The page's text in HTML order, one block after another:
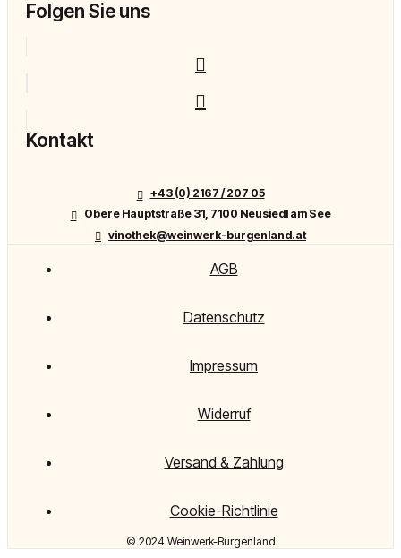
Folgen Sie uns
Kontakt
+43 (0) 2167 / 207 05
Obere Hauptstraße 31, 7100 Neusiedl am See
vinothek@weinwerk-burgenland.at
© 2024 Weinwerk-Burgenland
AGB
Datenschutz
Impressum
Widerruf
Versand & Zahlung
Cookie-Richtlinie